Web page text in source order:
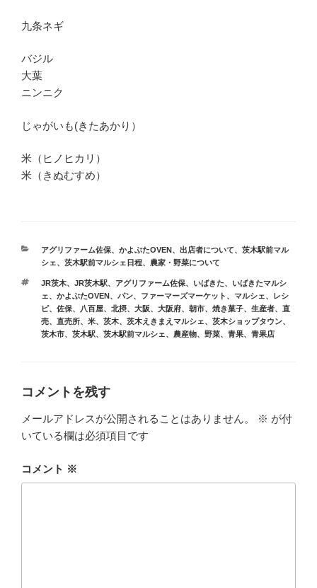
九条ネギ
バジル
大葉
ニンニク
じゃがいも(きたあかり）
米（ヒノヒカリ）
米（きぬむすめ）
カ
テ
リ
ー
アグリファーム佐保、 かよぶたOVEN、 出店者について、 茨木駅前マル
シェ、 茨木駅前マルシェ日程、 農家・野菜について
タ
グ
JR茨木、 JR茨木駅、 アグリファーム佐保、 いばきた、
いばきたマルシ
ェ、 かよぶたOVEN、 パン、 ファーマーズマーケット 、 マルシェ、
レシ
ピ、 佐保、 八百屋、 北摂、 大阪、 大阪府、 朝市、 焼き菓子、 生産者、 直
売、 直売所、 米、 茨木、 茨木えきまえマルシェ、 茨木ショップタウン、
茨木市、 茨木駅、 茨木駅前マルシェ、 農産物、 野菜、 青果、 青果店
コメントを残す
メールアドレスが公開されることはありません。 ※ が付
いている欄は必須項目です
コメント ※